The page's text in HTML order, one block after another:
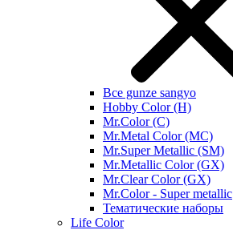
Все gunze sangyo
Hobby Color (H)
Mr.Color (C)
Mr.Metal Color (MC)
Mr.Super Metallic (SM)
Mr.Metallic Color (GX)
Mr.Clear Color (GX)
Mr.Color - Super metallic
Тематические наборы
Life Color